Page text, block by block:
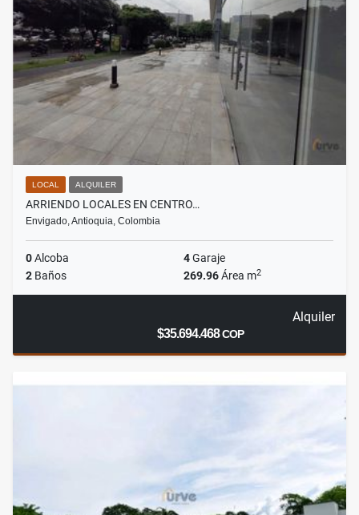
LOCAL ALQUILER
ARRIENDO LOCALES EN CENTRO…
Envigado, Antioquia, Colombia
0Alcoba 4Garaje
2 Baños 269.96Área m2
Alquiler
$35.694.468COP